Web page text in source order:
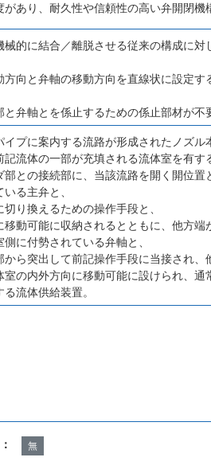
あり、耐久性や信頼性の高い弁開閉機
械的に結合／離脱させる従来の構成に
方向と弁軸の移動方向を直線状に設定
と弁軸とを係止するための係止部材が不
プに案内する流路が形成されたノズル
流体の一部が充填される流体室を有す
との接続部に、当該流路を開く開位
る主弁と、
り換えるための操作手段と、
動可能に収納されるとともに、他方
に付勢されている弁軸と、
ら突出して前記操作手段に当接され
の内外方向に移動可能に設けられ、通
流体供給装置。
無